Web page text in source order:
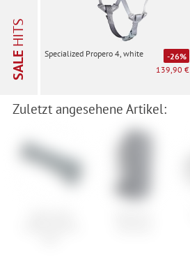
SALE
HITS
Specialized Propero 4, white
-26%
139,90 €
Zuletzt angesehene Artikel: